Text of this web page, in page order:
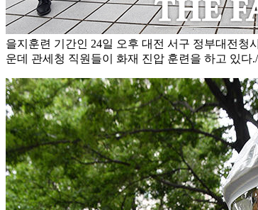
을지훈련 기간인 24일 오후 대전 서구 정부대전청
운데 관세청 직원들이 화재 진압 훈련을 하고 있다